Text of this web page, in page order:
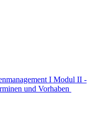
I Modul II -
und Vorhaben